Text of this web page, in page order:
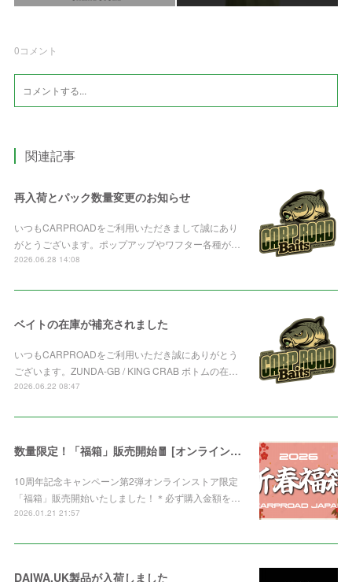
0コメント
関連記事
再入荷とパック数量変更のお知らせ
いつもCARPROADをご利用いただきまして誠にあり
がとうございます。ポップアップやワフター各種が…
2026.06.28 14:08
ベイトの在庫が補充されました
いつもCARPROADをご利用いただき誠にありがとう
ございます。ZUNDA-GB / KING CRAB ボトムの在…
2026.06.22 08:47
数量限定！「福箱」販売開始🧧 [オンライン限定]
10周年記念キャンペーン第2弾オンラインストア限定
「福箱」販売開始いたしました！＊必ず購入金額を…
2026.01.21 21:57
DAIWA.UK製品が入荷しました